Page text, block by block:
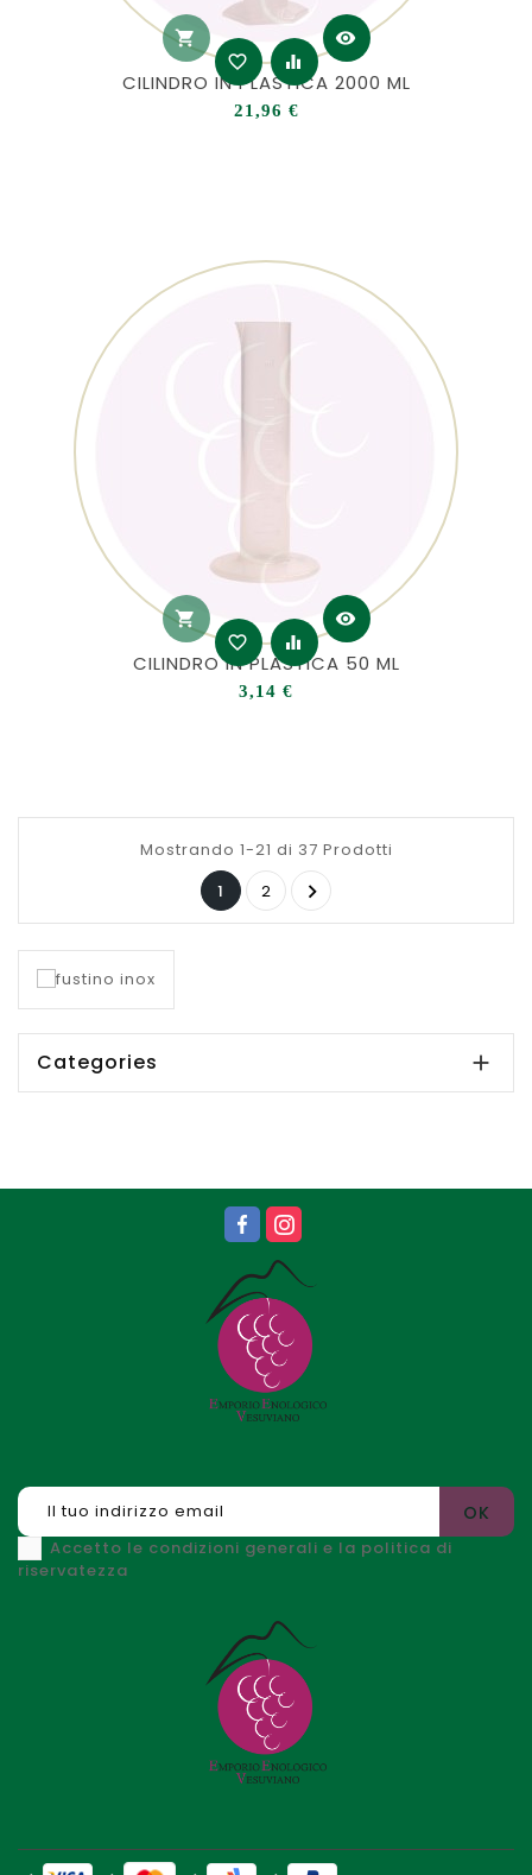
shopping_cart
favorite_border
equalizer
visibility
CILINDRO IN PLASTICA 2000 ML
21,96 €Prezzo
shopping_cart
favorite_border
equalizer
visibility
CILINDRO IN PLASTICA 50 ML
3,14 €
Mostrando 1-21 di 37 Prodotti
1
2 
Categories 
Accetto le condizioni generali e la politica di
riservatezza